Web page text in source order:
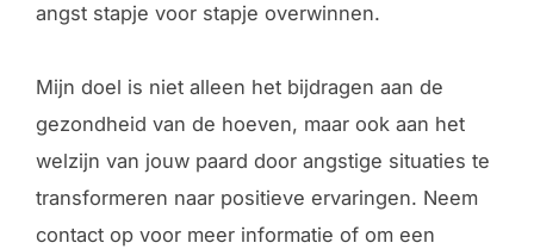
angst stapje voor stapje overwinnen.
Mijn doel is niet alleen het bijdragen aan de
gezondheid van de hoeven, maar ook aan het
welzijn van jouw paard door angstige situaties te
transformeren naar positieve ervaringen. Neem
contact op voor meer informatie of om een